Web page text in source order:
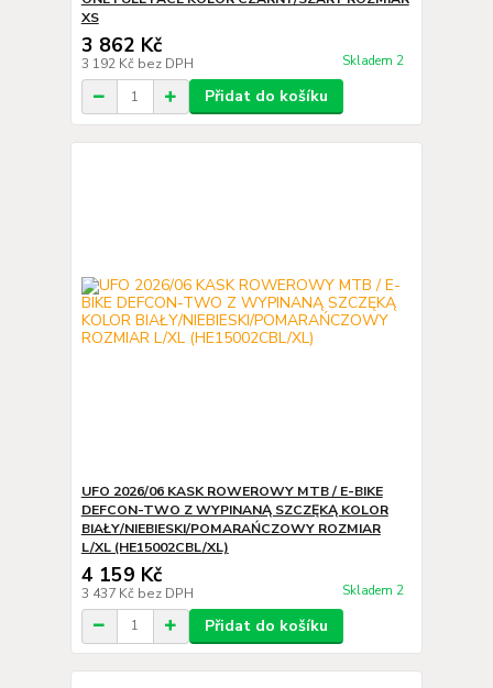
XS
3 862 Kč
3 192 Kč bez DPH Skladem 2
Přidat do košíku
UFO 2026/06 KASK ROWEROWY MTB / E-BIKE
DEFCON-TWO Z WYPINANĄ SZCZĘKĄ KOLOR
BIAŁY/NIEBIESKI/POMARAŃCZOWY ROZMIAR
L/XL (HE15002CBL/XL)
4 159 Kč
3 437 Kč bez DPH Skladem 2
Přidat do košíku